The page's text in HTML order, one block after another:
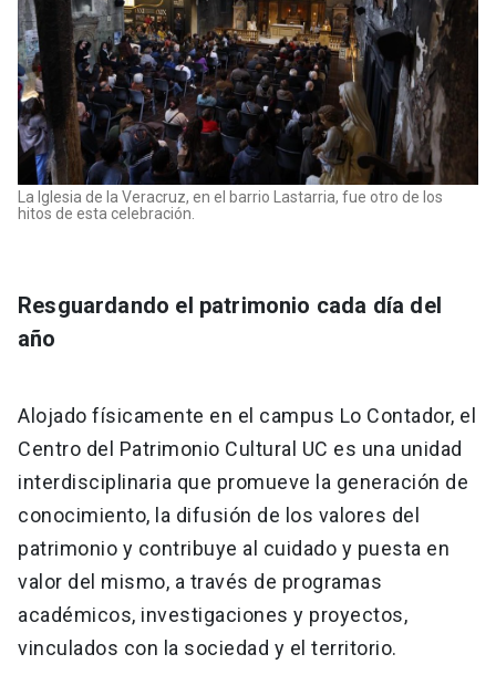
La Iglesia de la Veracruz, en el barrio Lastarria, fue otro de los
hitos de esta celebración.
Resguardando el patrimonio cada día del
año
Alojado físicamente en el campus Lo Contador, el
Centro del Patrimonio Cultural UC es una unidad
interdisciplinaria que promueve la generación de
conocimiento, la difusión de los valores del
patrimonio y contribuye al cuidado y puesta en
valor del mismo, a través de programas
académicos, investigaciones y proyectos,
vinculados con la sociedad y el territorio.